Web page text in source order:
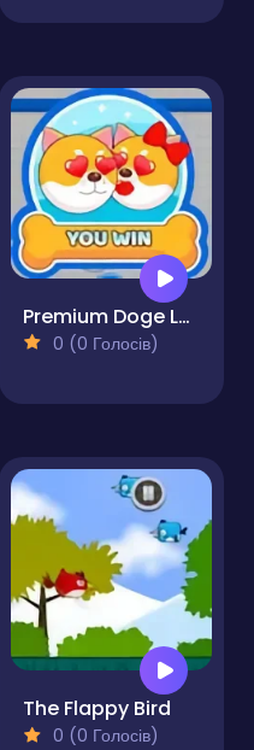
Premium Doge Lover
0 (0 Голосів)
The Flappy Bird
0 (0 Голосів)